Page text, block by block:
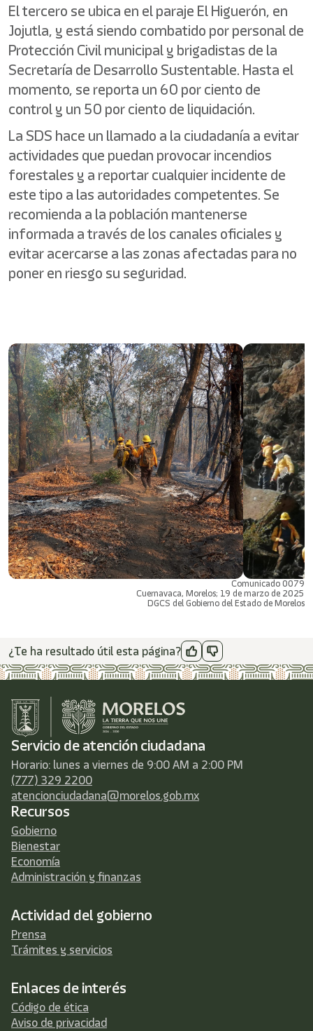
El tercero se ubica en el paraje El Higuerón, en
Jojutla, y está siendo combatido por personal de
Protección Civil municipal y brigadistas de la
Secretaría de Desarrollo Sustentable. Hasta el
momento, se reporta un 60 por ciento de
control y un 50 por ciento de liquidación.
La SDS hace un llamado a la ciudadanía a evitar
actividades que puedan provocar incendios
forestales y a reportar cualquier incidente de
este tipo a las autoridades competentes. Se
recomienda a la población mantenerse
informada a través de los canales oficiales y
evitar acercarse a las zonas afectadas para no
poner en riesgo su seguridad.
Comunicado 0079
Cuernavaca, Morelos; 19 de marzo de 2025
DGCS del Gobierno del Estado de Morelos
¿Te ha resultado útil esta página?
Servicio de atención ciudadana
Horario: lunes a viernes de 9:00 AM a 2:00 PM
(777) 329 2200
atencionciudadana@morelos.gob.mx
Recursos
Gobierno
Bienestar
Economía
Administración y finanzas
Actividad del gobierno
Prensa
Trámites y servicios
Enlaces de interés
Código de ética
Aviso de privacidad